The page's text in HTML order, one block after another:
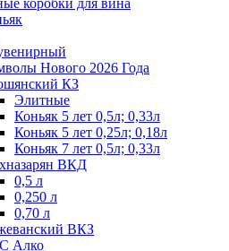
коробки для вина
Нового 2026 Года
КЗ
Элитные
Коньяк 5 лет 0,5л; 0,33л
Коньяк 5 лет 0,25л; 0,18л
Коньяк 7 лет 0,5л; 0,33л
ВКД
0,5 л
0,250 л
0,70 л
ВКЗ
Алко